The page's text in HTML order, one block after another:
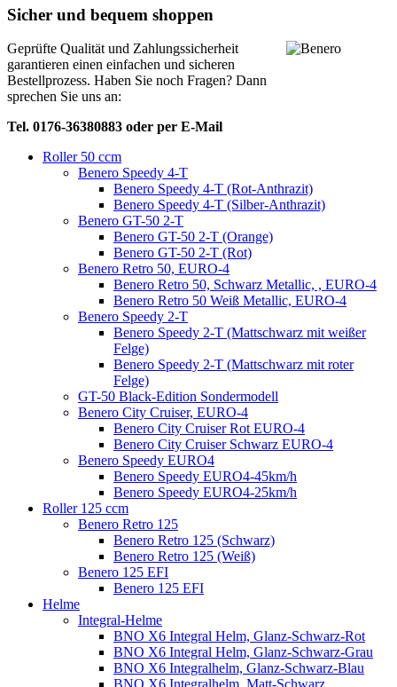
Sicher und bequem shoppen
Geprüfte Qualität und Zahlungssicherheit
garantieren einen einfachen und sicheren
Bestellprozess. Haben Sie noch Fragen? Dann
sprechen Sie uns an:
Tel. 0176-36380883 oder per E-Mail
Roller 50 ccm
Benero Speedy 4-T
Benero Speedy 4-T (Rot-Anthrazit)
Benero Speedy 4-T (Silber-Anthrazit)
Benero GT-50 2-T
Benero GT-50 2-T (Orange)
Benero GT-50 2-T (Rot)
Benero Retro 50, EURO-4
Benero Retro 50, Schwarz Metallic, , EURO-4
Benero Retro 50 Weiß Metallic, EURO-4
Benero Speedy 2-T
Benero Speedy 2-T (Mattschwarz mit weißer
Felge)
Benero Speedy 2-T (Mattschwarz mit roter
Felge)
GT-50 Black-Edition Sondermodell
Benero City Cruiser, EURO-4
Benero City Cruiser Rot EURO-4
Benero City Cruiser Schwarz EURO-4
Benero Speedy EURO4
Benero Speedy EURO4-45km/h
Benero Speedy EURO4-25km/h
Roller 125 ccm
Benero Retro 125
Benero Retro 125 (Schwarz)
Benero Retro 125 (Weiß)
Benero 125 EFI
Benero 125 EFI
Helme
Integral-Helme
BNO X6 Integral Helm, Glanz-Schwarz-Rot
BNO X6 Integral Helm, Glanz-Schwarz-Grau
BNO X6 Integralhelm, Glanz-Schwarz-Blau